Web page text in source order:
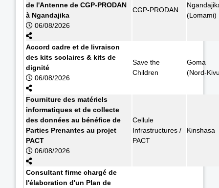
de l'Antenne de CGP-PRODAN
à Ngandajika
06/08/2026
CGP-PRODAN
(Lomami)
Accord cadre et de livraison
des kits scolaires & kits de
dignité
06/08/2026
Save the
Children
Goma
(Nord-
Fourniture des matériels
informatiques et de collecte
des données au bénéfice de
Parties Prenantes au projet
PACT
06/08/2026
Cellule
Infrastructures /
PACT
Kinshasa
Consultant firme chargé de
l'élaboration d'un Plan de